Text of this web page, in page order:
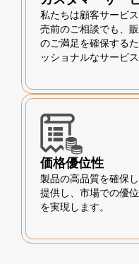
私たちは顧客サービ
売前のご相談でも、
のご満足を確保する
ッショナルなサービ
価格優位性
製品の高品質を確保
提供し、市場での優
を実現します。